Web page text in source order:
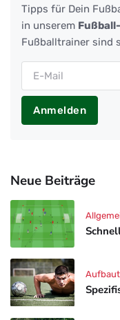
Tipps für Dein
in unserem
Fußballtrainer sind
Anmelden
Neue Beiträge